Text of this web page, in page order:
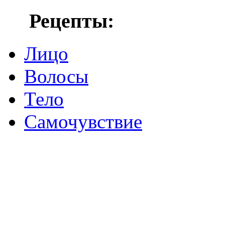
Рецепты:
Лицо
Волосы
Тело
Самочувствие